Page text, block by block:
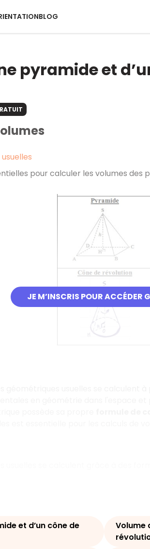
BLOG
pyramide et
JE M’INSCRIS POUR ACCÉDER
pour calculer les volumes des
et d’un cône de
Volume